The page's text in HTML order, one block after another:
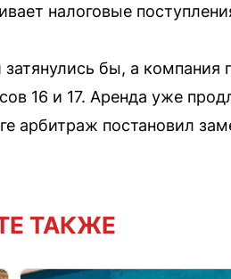
налоговые
бы, а компания
16 и 17. Аренда уже
арбитраж постановил
ТАКЖЕ